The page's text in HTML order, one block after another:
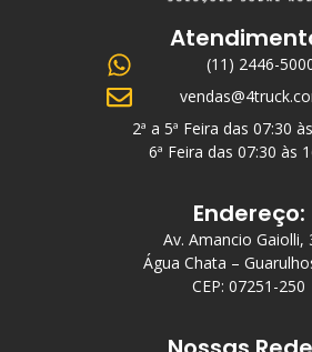
(11) 2446-
2ª a 5ª Feira das 07:30
6ª Feira das 07:30 às
Endereço:
Av. Amancio Gaiolli,
Água Chata –
CEP: 07251-250